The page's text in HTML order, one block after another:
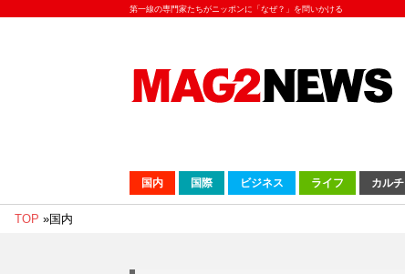
第一線の専門家たちがニッポンに「なぜ？」を問いかける
国内 国際 ビジネス ライフ カル
TOP »国内